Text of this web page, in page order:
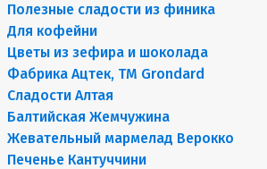
Полезные сладости из финика
Для кофейни
Цветы из зефира и шоколада
Фабрика Ацтек, ТМ Grondard
Сладости Алтая
Балтийская Жемчужина
Жевательный мармелад Верокко
Печенье Кантуччини